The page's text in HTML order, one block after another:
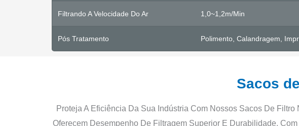
Filtrando A Velocidade Do Ar 1,0~1,2m/min
Pós Tratamento Polimento, Calandragem,
Sacos
Proteja A Eficiência Da Sua Indústria Com Nossos Sacos De
Oferecem Desempenho De Filtragem Superior E Durabilidade.